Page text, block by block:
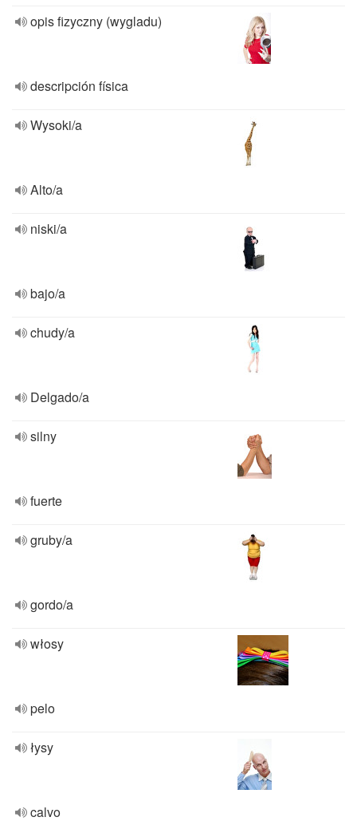
opis fizyczny (wygladu)
descripción física
Wysoki/a
Alto/a
niski/a
bajo/a
chudy/a
Delgado/a
silny
fuerte
gruby/a
gordo/a
włosy
pelo
łysy
calvo